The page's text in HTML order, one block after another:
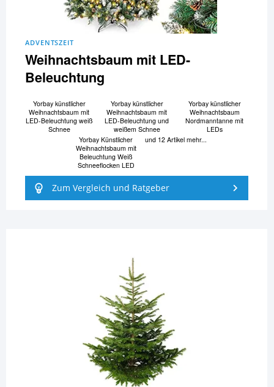
ADVENTSZEIT
Weihnachtsbaum mit LED-
Beleuchtung
Yorbay künstlicher
Weihnachtsbaum mit
LED-Beleuchtung weiß
Schnee
Yorbay künstlicher
Weihnachtsbaum mit
LED-Beleuchtung und
weißem Schnee
Yorbay künstlicher
Weihnachtsbaum
Nordmanntanne mit
LEDs
Yorbay Künstlicher
Weihnachtsbaum mit
Beleuchtung Weiß
Schneeflocken LED
und 12 Artikel mehr...
Zum Vergleich und Ratgeber